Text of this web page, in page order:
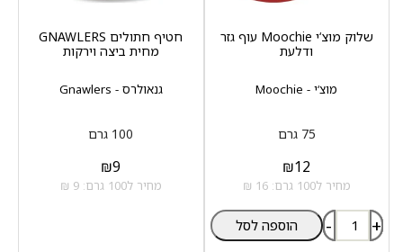
מוצ‘י - Moochie
שלוק מוצ‘י Moochie עוף גזר
ודלעת
75 גרם
₪12
מחיר ל100 גרם: 16 ₪
- + הוספה לסל
גנאולרס - Gnawlers
חטיף חתולים GNAWLERS
מחית ביצה וירקות
100 גרם
₪9
מחיר ל100 גרם: 9 ₪